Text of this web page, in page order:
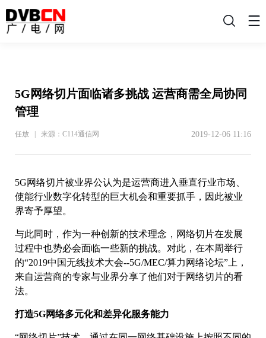
搜
5G网络切片面临诸多挑战 运营商需全局协同
管理
任放 | 来源：C114通信网 2019-12-06 11:16
5G网络切片被业界公认为是运营商进入垂直行业市场、
使能行业数字化转型的巨大机会和重要抓手，因此被业
界寄予厚望。
与此同时，作为一种创新的技术理念，网络切片在发展
过程中也势必会面临一些新的挑战。对此，在本周举行
的“2019中国无线技术大会--5G/MEC/算力网络论坛”上，
来自运营商的专家与业界分享了他们对于网络切片的看
法。
打造5G网络多元化和差异化服务能力